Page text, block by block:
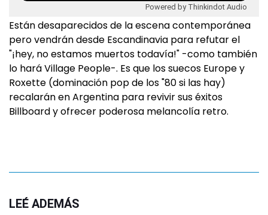
Powered by Thinkindot Audio
Están desaparecidos de la escena contemporánea
pero vendrán desde Escandinavia para refutar el
"¡hey, no estamos muertos todavía!" -como también
lo hará Village People-. Es que los suecos Europe y
Roxette (dominación pop de los "80 si las hay)
recalarán en Argentina para revivir sus éxitos
Billboard y ofrecer poderosa melancolía retro.
LEÉ ADEMÁS